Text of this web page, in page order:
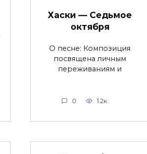
Хаски — Седьмое
октября
О песне: Композиция
посвящена личным
переживаниям и
0 1.2к.